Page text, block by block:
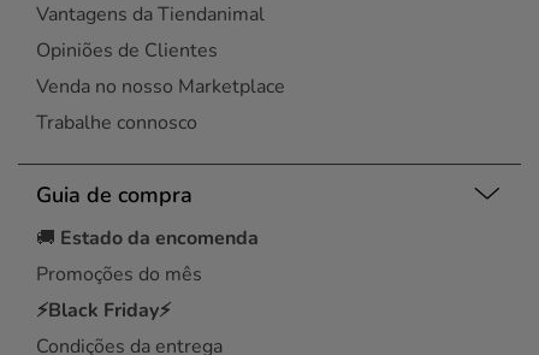
Vantagens da Tiendanimal
Opiniões de Clientes
Venda no nosso Marketplace
Trabalhe connosco
Guia de compra
🚚 Estado da encomenda
Promoções do mês
⚡Black Friday⚡
Condições da entrega